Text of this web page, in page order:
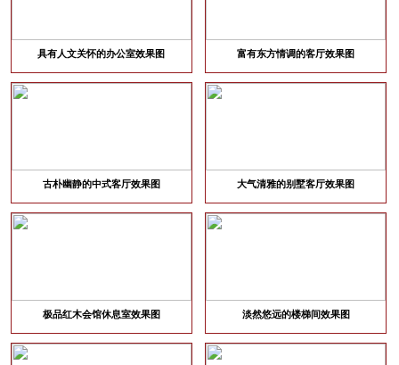
具有人文关怀的办公室效果图 富有东方情调的客厅效果图
古朴幽静的中式客厅效果图 大气清雅的别墅客厅效果图
极品红木会馆休息室效果图 淡然悠远的楼梯间效果图